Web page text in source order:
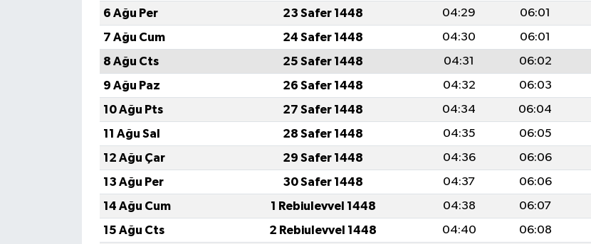
6 Ağu Per
23 Safer 1448 04:29 06:01
7 Ağu Cum
24 Safer 1448 04:30 06:01
8 Ağu Cts
25 Safer 1448 04:31 06:02
9 Ağu Paz
26 Safer 1448 04:32 06:03
10 Ağu Pts
27 Safer 1448 04:34 06:04
11 Ağu Sal
28 Safer 1448 04:35 06:05
12 Ağu Çar
29 Safer 1448 04:36 06:06
13 Ağu Per
30 Safer 1448 04:37 06:06
14 Ağu Cum
1 Rebiulevvel 1448 04:38 06:07
15 Ağu Cts
2 Rebiulevvel 1448 04:40 06:08